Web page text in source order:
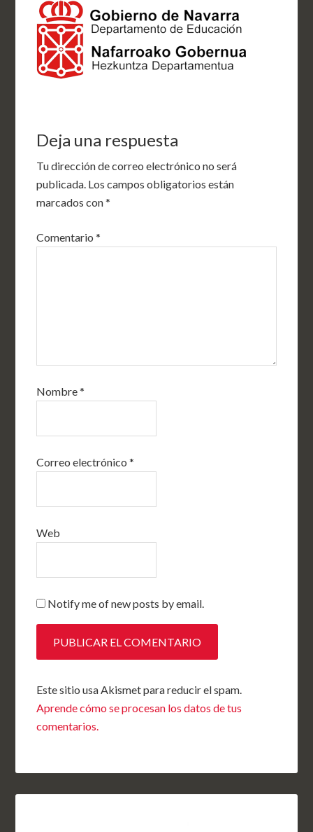
Deja una respuesta
Tu dirección de correo electrónico no será
publicada. Los campos obligatorios están
marcados con*
Comentario*
Nombre*
Correo electrónico*
Web
Notify me of new posts by email.
Este sitio usa Akismet para reducir el spam.
Aprende cómo se procesan los datos de tus
comentarios.